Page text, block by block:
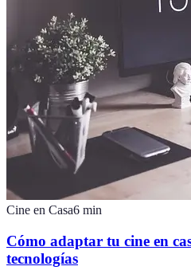
Cine en Casa6 min
Cómo adaptar tu cine en
tecnologías